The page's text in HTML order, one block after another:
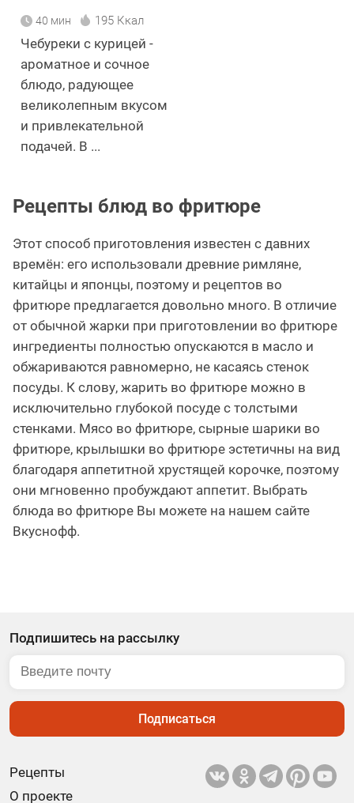
40 мин 195 Ккал
Чебуреки с курицей -
ароматное и сочное
блюдо, радующее
великолепным вкусом
и привлекательной
подачей. В ...
Рецепты блюд во фритюре
Этот способ приготовления известен с давних
времён: его использовали древние римляне,
китайцы и японцы, поэтому и рецептов во
фритюре предлагается довольно много. В отличие
от обычной жарки при приготовлении во фритюре
ингредиенты полностью опускаются в масло и
обжариваются равномерно, не касаясь стенок
посуды. К слову, жарить во фритюре можно в
исключительно глубокой посуде с толстыми
стенками. Мясо во фритюре, сырные шарики во
фритюре, крылышки во фритюре эстетичны на вид
благодаря аппетитной хрустящей корочке, поэтому
они мгновенно пробуждают аппетит. Выбрать
блюда во фритюре Вы можете на нашем сайте
Вкуснофф.
Рецепты
О проекте
Подпишитесь на рассылку
Подписаться